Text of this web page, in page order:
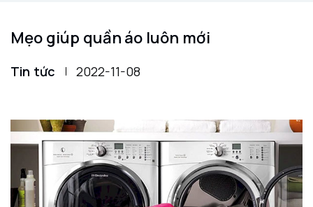
Mẹo giúp quần áo luôn mới
Tin tức 2022-11-08